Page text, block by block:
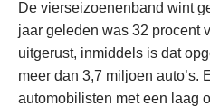
De vierseizoenenband wint
jaar geleden was 32 procent
uitgerust, inmiddels is dat
meer dan 3,7 miljoen auto’s.
automobilisten met een laag